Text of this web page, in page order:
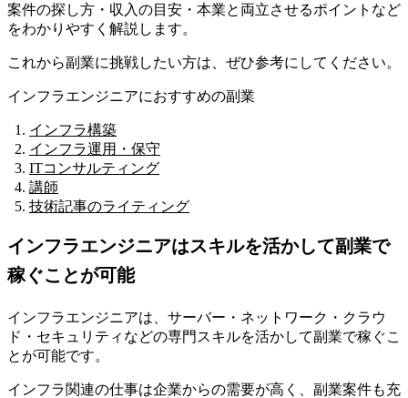
案件の探し方・収入の目安・本業と両立させるポイントなど
をわかりやすく解説 します。
これから副業に挑戦したい方は、ぜひ参考にしてください。
インフラエンジニアにおすすめの副業
インフラ構築
インフラ運用・保守
ITコンサルティング
講師
技術記事のライティング
インフラエンジニアはスキルを活かして副業で
稼ぐことが可能
インフラエンジニアは、サーバー・ネットワーク・クラウ
ド・セキュリティなどの専門スキルを活かして副業で稼ぐこ
とが可能です。
インフラ関連の仕事は企業からの需要が高く、副業案件も充